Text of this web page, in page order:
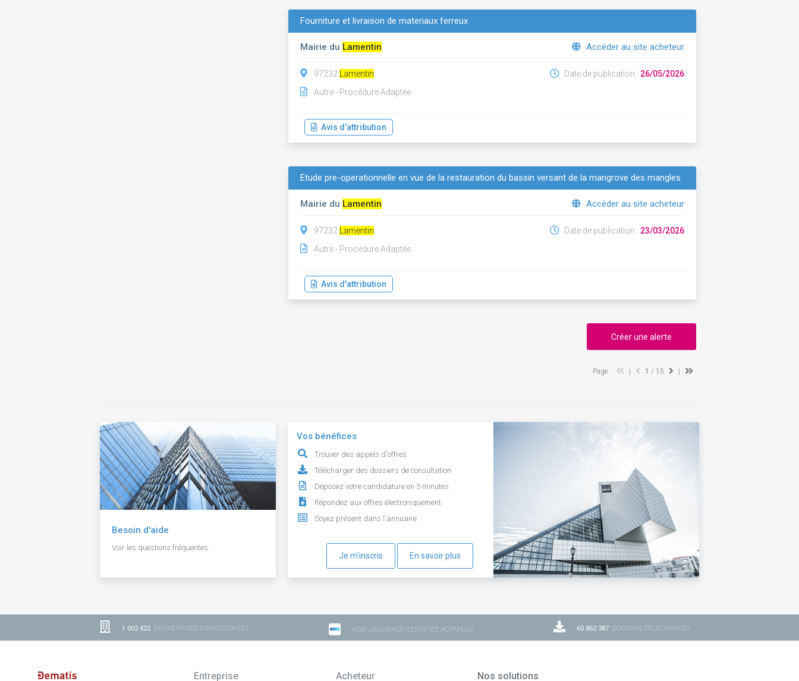
Fourniture et livraison de materiaux ferreux
Mairie du Lamentin Accéder au site acheteur
97232
Lamentin
Autre - Procédure Adaptée
Date de publication : 26/05/2026
Avis d'attribution
Etude pre-operationnelle en vue de la restauration du bassin versant de la mangrove des mangles
Mairie du Lamentin Accéder au site acheteur
97232
Lamentin
Autre - Procédure Adaptée
Date de publication : 23/03/2026
Avis d'attribution
Créer une alerte
Page : 1 / 15
Besoin d'aide
Voir les questions fréquentes.
Vos bénéfices
Trouver des appels d'offres
Télécharger des dossiers de consultation
Déposez votre candidature en 5 minutes
Répondez aux offres électroniquement
Soyez présent dans l'annuaire
Je m'inscris En savoir plus
1 002 422ENTREPRISES ENREGISTRÉES VOIR L'AUDIENCE CERTIFIÉE ACPM-OJD 60 862 387 DOSSIERS TÉLÉCHARGÉS
Entreprise Acheteur Nos solutions